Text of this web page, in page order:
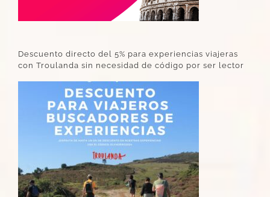
Descuento directo del 5% para experiencias viajeras
con Troulanda sin necesidad de código por ser lector